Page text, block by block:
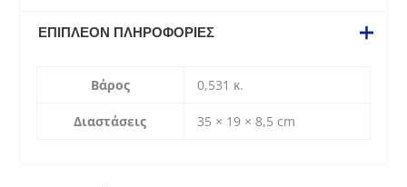
ΕΠΙΠΛΈΟΝ ΠΛΗΡΟΦΟΡΊΕΣ
Βάρος 0,531 κ.
Διαστάσεις 35 × 19 × 8,5 cm